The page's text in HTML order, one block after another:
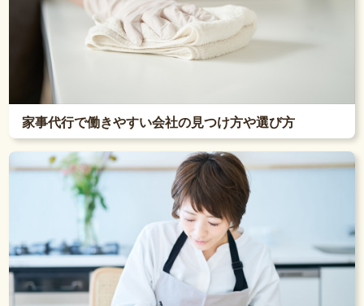
家事代行で働きやすい会社の見つけ方や選び方